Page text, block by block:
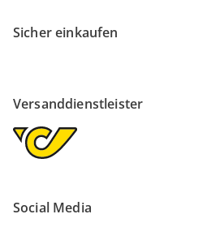
Sicher einkaufen
Versanddienstleister
Social Media